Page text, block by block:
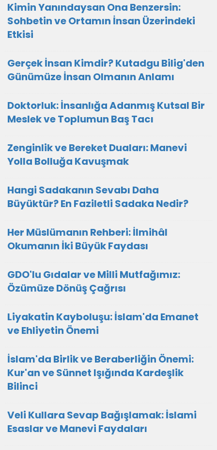
Kimin Yanındaysan Ona Benzersin:
Sohbetin ve Ortamın İnsan Üzerindeki
Etkisi
Gerçek İnsan Kimdir? Kutadgu Bilig'den
Günümüze İnsan Olmanın Anlamı
Doktorluk: İnsanlığa Adanmış Kutsal Bir
Meslek ve Toplumun Baş Tacı
Zenginlik ve Bereket Duaları: Manevi
Yolla Bolluğa Kavuşmak
Hangi Sadakanın Sevabı Daha
Büyüktür? En Faziletli Sadaka Nedir?
Her Müslümanın Rehberi: İlmihâl
Okumanın İki Büyük Faydası
GDO'lu Gıdalar ve Milli Mutfağımız:
Özümüze Dönüş Çağrısı
Liyakatin Kayboluşu: İslam'da Emanet
ve Ehliyetin Önemi
İslam'da Birlik ve Beraberliğin Önemi:
Kur'an ve Sünnet Işığında Kardeşlik
Bilinci
Veli Kullara Sevap Bağışlamak: İslami
Esaslar ve Manevi Faydaları